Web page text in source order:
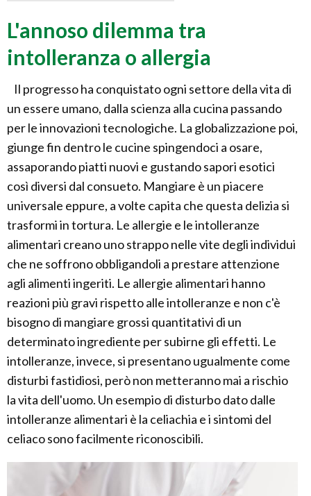
L'annoso dilemma tra
intolleranza o allergia
Il progresso ha conquistato ogni settore della vita di
un essere umano, dalla scienza alla cucina passando
per le innovazioni tecnologiche. La globalizzazione poi,
giunge fin dentro le cucine spingendoci a osare,
assaporando piatti nuovi e gustando sapori esotici
così diversi dal consueto. Mangiare è un piacere
universale eppure, a volte capita che questa delizia si
trasformi in tortura. Le allergie e le intolleranze
alimentari creano uno strappo nelle vite degli individui
che ne soffrono obbligandoli a prestare attenzione
agli alimenti ingeriti. Le allergie alimentari hanno
reazioni più gravi rispetto alle intolleranze e non c'è
bisogno di mangiare grossi quantitativi di un
determinato ingrediente per subirne gli effetti. Le
intolleranze, invece, si presentano ugualmente come
disturbi fastidiosi, però non metteranno mai a rischio
la vita dell'uomo. Un esempio di disturbo dato dalle
intolleranze alimentari è la celiachia e i sintomi del
celiaco sono facilmente riconoscibili.